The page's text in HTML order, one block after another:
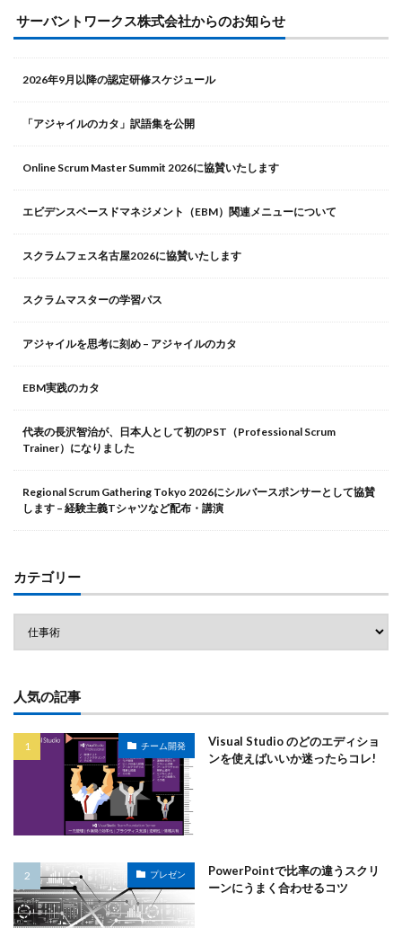
サーバントワークス株式会社からのお知らせ
2026年9月以降の認定研修スケジュール
「アジャイルのカタ」訳語集を公開
Online Scrum Master Summit 2026に協賛いたします
エビデンスベースドマネジメント（EBM）関連メニューについて
スクラムフェス名古屋2026に協賛いたします
スクラムマスターの学習パス
アジャイルを思考に刻め – アジャイルのカタ
EBM実践のカタ
代表の長沢智治が、日本人として初のPST（Professional Scrum
Trainer）になりました
Regional Scrum Gathering Tokyo 2026にシルバースポンサーとして協賛
します – 経験主義Tシャツなど配布・講演
カテゴリー
人気の記事
チーム開発
Visual Studio のどのエディショ
ンを使えばいいか迷ったらコレ!
プレゼン
PowerPointで比率の違うスクリ
ーンにうまく合わせるコツ